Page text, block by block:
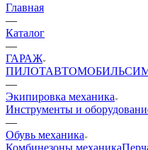
Главная
—
Каталог
—
ГАРАЖ
ПИЛОТАВТОМОБИЛЬ
—
Экипировка механика
Инструменты и
—
Обувь механика
Комбинезоны механика